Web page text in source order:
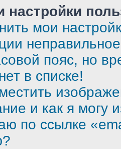
мои
пояс, но
в списке!
и как я могу
по ссылке